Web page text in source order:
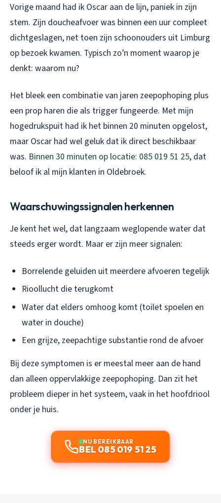
Vorige maand had ik Oscar aan de lijn, paniek in zijn
stem. Zijn doucheafvoer was binnen een uur compleet
dichtgeslagen, net toen zijn schoonouders uit Limburg
op bezoek kwamen. Typisch zo’n moment waarop je
denkt: waarom nu?
Het bleek een combinatie van jaren zeepophoping plus
een prop haren die als trigger fungeerde. Met mijn
hogedrukspuit had ik het binnen 20 minuten opgelost,
maar Oscar had wel geluk dat ik direct beschikbaar
was. Binnen 30 minuten op locatie: 085 019 51 25, dat
beloof ik al mijn klanten in Oldebroek.
Waarschuwingssignalen herkennen
Je kent het wel, dat langzaam weglopende water dat
steeds erger wordt. Maar er zijn meer signalen:
Borrelende geluiden uit meerdere afvoeren tegelijk
Rioollucht die terugkomt
Water dat elders omhoog komt (toilet spoelen en
water in douche)
Een grijze, zeepachtige substantie rond de afvoer
Bij deze symptomen is er meestal meer aan de hand
dan alleen oppervlakkige zeepophoping. Dan zit het
probleem dieper in het systeem, vaak in het hoofdriool
onder je huis.
NU BEREIKBAAR
BEL 085 019 51 25